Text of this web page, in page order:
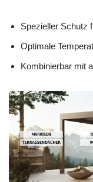
Spezieller Schutz
Optimale
Kombinierbar mit